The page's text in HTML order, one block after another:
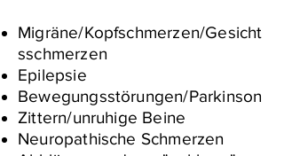
Migräne/Kopfschmerzen/Gesicht
sschmerzen
Epilepsie
Bewegungsstörungen/Parkinson
Zittern/unruhige Beine
Neuropathische Schmerzen